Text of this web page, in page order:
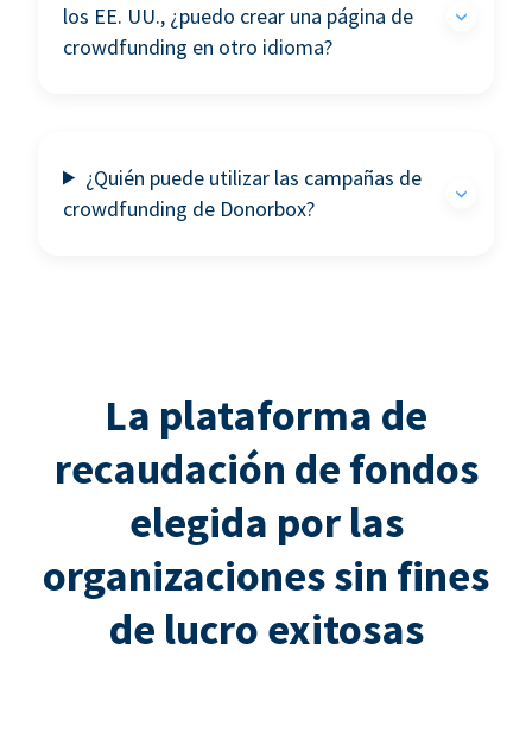
los EE. UU., ¿puedo crear una página de
crowdfunding en otro idioma?
¿Quién puede utilizar las campañas de
crowdfunding de Donorbox?
La plataforma de
recaudación de fondos
elegida por las
organizaciones sin fines
de lucro exitosas